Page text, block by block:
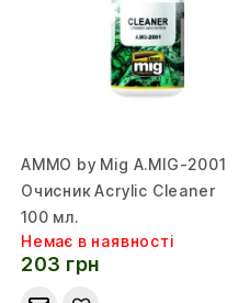
AMMO by Mig A.MIG-2001
Очисник Acrylic Cleaner
100 мл.
Немає в наявності
203 грн